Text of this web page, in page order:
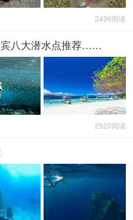
2436阅读
宾八大潜水点推荐……
2920阅读